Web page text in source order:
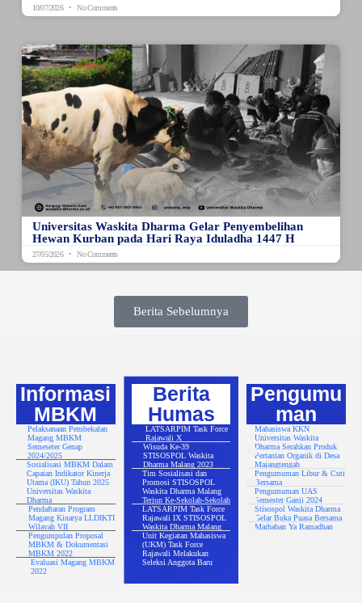
10/07/2026 No Comments
Universitas Waskita Dharma Gelar Penyembelihan
Hewan Kurban pada Hari Raya Iduladha 1447 H
27/05/2026 No Comments
Berita Sebelumnya
Informasi
MBKM
Pelaksanaan Pembekalan
Magang MBKM
Semeseter Genap
2024/2025
Sosialisasi MBKM Dalam
Capaian Indikator Kinerja
Utama (IKU) Tahun 2025
Universitas Waskita
Dharma
Pendaftaran Program
Magang Kinarya LLDIKTI
Wilayah VII
Pengumpulan Proposal
MBKM & Dokumentasi
MBKM 2022
Evaluasi Magang MBKM
2022
Berita
Humas
LATSARPIM Task Force
Rajawali X
Wisuda Ke-39
STISOSPOL Waskita
Dharma Malang 2023
Tim Sosialisasi dan
Promosi STISOSPOL
Waskita Dharma Malang
Terjun Ke-Sekolah-Sekolah
LATSARPIM Task Force
Rajawali IX STISOSPOL
Waskita Dharma Malang
Unit Kegiatan Mahasiswa
(UKM) Task Force
Rajawali Melakukan
Seleksi Anggota Baru
Pengumu
man
Mahasiswa KKN
Universitas Waskita
Dharma Serahkan Produk
Pertanian Organik di Desa
Majangtengah
Pengumuman Libur & Cuti
Bersama
Pengumuman UAS
Semester Ganji 2024
Stisospol Waskita Dharma
Gelar Buka Puasa Bersama
Marhaban Ya Ramadhan